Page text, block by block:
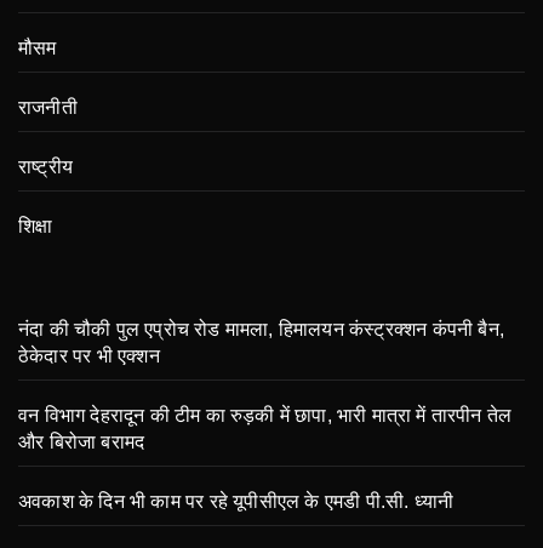
मौसम
राजनीती
राष्ट्रीय
शिक्षा
नंदा की चौकी पुल एप्रोच रोड मामला, हिमालयन कंस्ट्रक्शन कंपनी बैन,
ठेकेदार पर भी एक्शन
वन विभाग देहरादून की टीम का रुड़की में छापा, भारी मात्रा में तारपीन तेल
और बिरोजा बरामद
अवकाश के दिन भी काम पर रहे यूपीसीएल के एमडी पी.सी. ध्यानी